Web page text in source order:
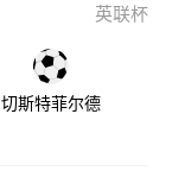
英联杯
切斯特菲尔德